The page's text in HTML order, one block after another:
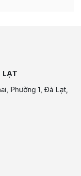
LẠT
Phường 1, Đà Lạt,